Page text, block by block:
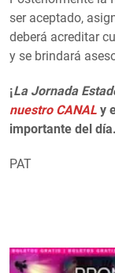
ser aceptado,
deberá acreditar
y se brindará
¡La Jornada
nuestro CANAL y
importante del día.
PAT